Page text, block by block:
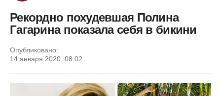
Рекордно похудевшая Полина
Гагарина показала себя в бикини
Опубликовано:
14 января 2020, 08:02